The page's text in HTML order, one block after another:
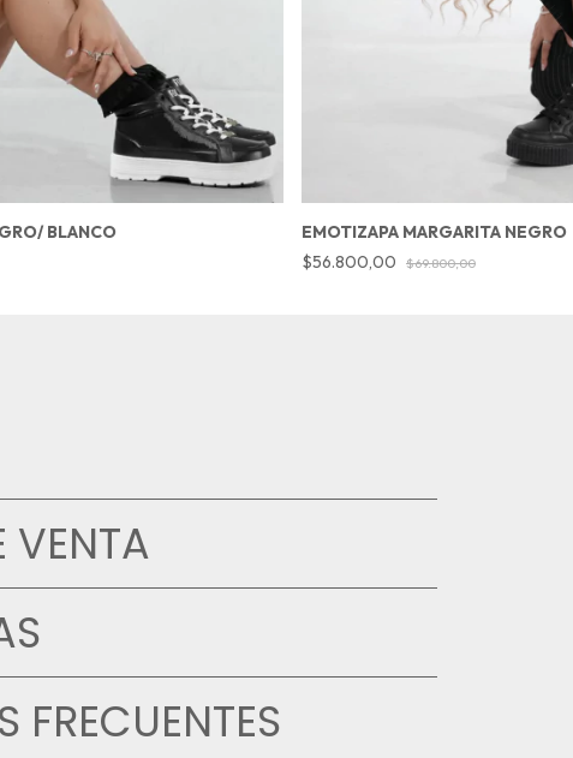
BLANCO
EMOTIZAPA MARGARITA NEGRO
$56.800,00
$69.800,00
VENTA
FRECUENTES